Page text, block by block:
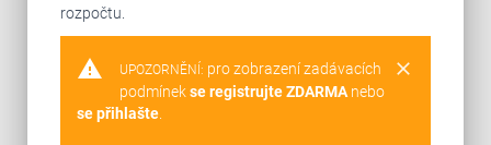
rozpočtu.
warning clear
UPOZORNĚNÍ: pro zobrazení zadávacích
podmínekse registrujte ZDARMAnebo
se přihlašte.